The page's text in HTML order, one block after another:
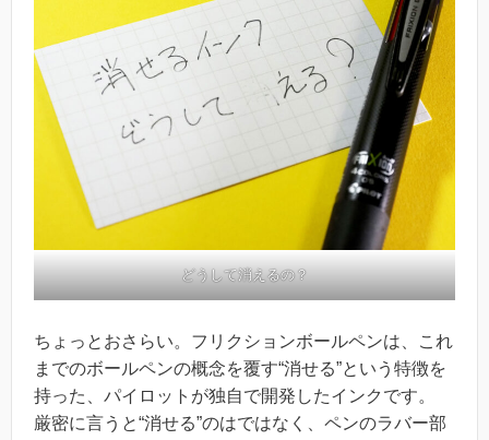
どうして消えるの？
ちょっとおさらい。フリクションボールペンは、これ
までのボールペンの概念を覆す“消せる”という特徴を
持った、パイロットが独自で開発したインクです。
厳密に言うと“消せる”のはではなく、ペンのラバー部